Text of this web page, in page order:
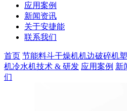
应用案例
新闻资讯
关于安捷能
联系我们
首页 节能料斗干燥机机边破碎机
机冷水机技术 & 研发 应用案例 新
们